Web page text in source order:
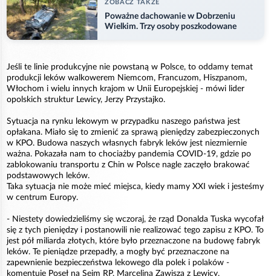
ZOBACZ TAKZE
Poważne dachowanie w Dobrzeniu
Wielkim. Trzy osoby poszkodowane
Jeśli te linie produkcyjne nie powstaną w Polsce, to oddamy temat
produkcji leków walkowerem Niemcom, Francuzom, Hiszpanom,
Włochom i wielu innych krajom w Unii Europejskiej - mówi lider
opolskich struktur Lewicy, Jerzy Przystajko.
Sytuacja na rynku lekowym w przypadku naszego państwa jest
opłakana. Miało się to zmienić za sprawą pieniędzy zabezpieczonych
w KPO. Budowa naszych własnych fabryk leków jest niezmiernie
ważna. Pokazała nam to chociażby pandemia COVID-19, gdzie po
zablokowaniu transportu z Chin w Polsce nagle zaczęło brakować
podstawowych leków.
Taka sytuacja nie może mieć miejsca, kiedy mamy XXI wiek i jesteśmy
w centrum Europy.
- Niestety dowiedzieliśmy się wczoraj, że rząd Donalda Tuska wycofał
się z tych pieniędzy i postanowili nie realizować tego zapisu z KPO. To
jest pół miliarda złotych, które było przeznaczone na budowę fabryk
leków. Te pieniądze przepadły, a mogły być przeznaczone na
zapewnienie bezpieczeństwa lekowego dla polek i polaków -
komentuje Poseł na Sejm RP, Marcelina Zawisza z Lewicy.